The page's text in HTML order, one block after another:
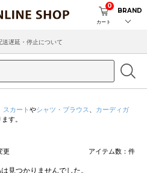
カート
0
BRAND
遅延・停止について
スカート やシャツ・ブラウス
カーディガ
す。
更 アイテム数： 件
見つかりませんでした。